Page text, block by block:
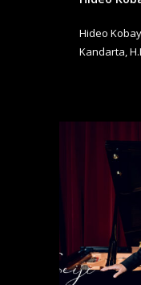
Hideo
Kandarta,